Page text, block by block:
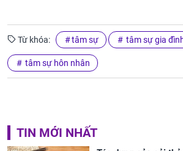
Từ khóa: tâm sự tâm sự gia
tâm sự hôn nhân
TIN MỚI NHẤT